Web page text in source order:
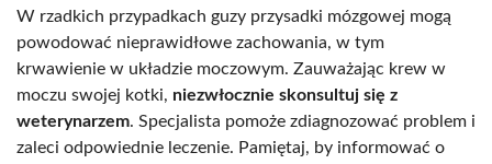
W rzadkich przypadkach guzy przysadki mózgowej mogą
powodować nieprawidłowe zachowania, w tym
krwawienie w układzie moczowym. Zauważając krew w
moczu swojej kotki, niezwłocznie skonsultuj się z
weterynarzem. Specjalista pomoże zdiagnozować problem i
zaleci odpowiednie leczenie. Pamiętaj, by informować o